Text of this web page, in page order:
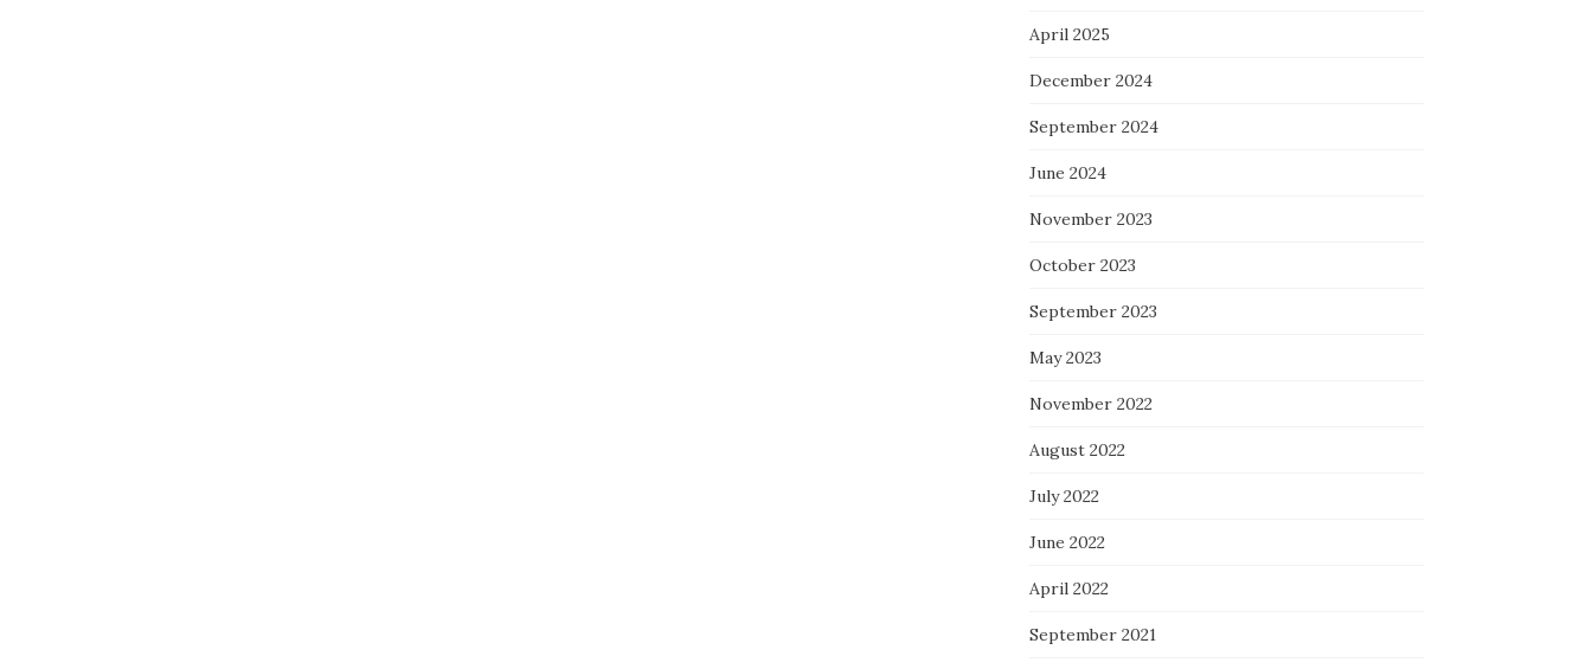
April 2025
December 2024
September 2024
June 2024
November 2023
October 2023
September 2023
May 2023
November 2022
August 2022
July 2022
June 2022
April 2022
September 2021